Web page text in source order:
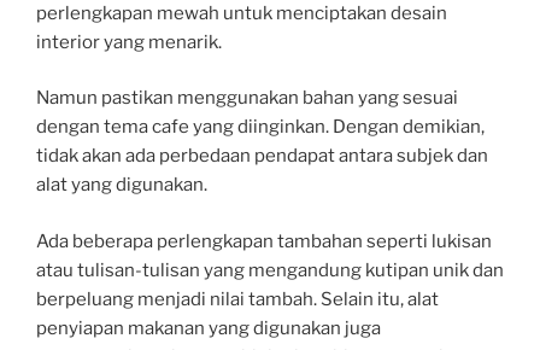
perlengkapan mewah untuk menciptakan desain
interior yang menarik.
Namun pastikan menggunakan bahan yang sesuai
dengan tema cafe yang diinginkan. Dengan demikian,
tidak akan ada perbedaan pendapat antara subjek dan
alat yang digunakan.
Ada beberapa perlengkapan tambahan seperti lukisan
atau tulisan-tulisan yang mengandung kutipan unik dan
berpeluang menjadi nilai tambah. Selain itu, alat
penyiapan makanan yang digunakan juga